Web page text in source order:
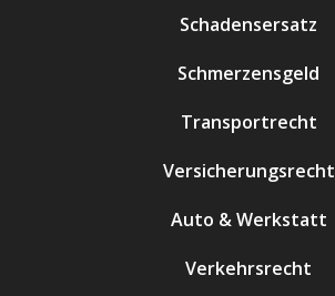
Schadensersatz
Schmerzensgeld
Transportrecht
Versicherungsrecht
Auto & Werkstatt
Verkehrsrecht